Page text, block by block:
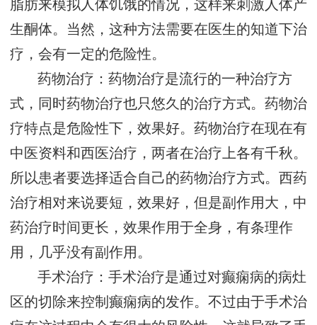
脂肪来模拟人体饥饿的情况，这样来刺激人体产
生酮体。当然，这种方法需要在医生的知道下治
疗，会有一定的危险性。
药物治疗：药物治疗是流行的一种治疗方
式，同时药物治疗也只悠久的治疗方式。药物治
疗特点是危险性下，效果好。药物治疗在现在有
中医资料和西医治疗，两者在治疗上各有千秋。
所以患者要选择适合自己的药物治疗方式。西药
治疗相对来说要短，效果好，但是副作用大，中
药治疗时间更长，效果作用于全身，有条理作
用，几乎没有副作用。
手术治疗：手术治疗是通过对癫痫病的病灶
区的切除来控制癫痫病的发作。不过由于手术治